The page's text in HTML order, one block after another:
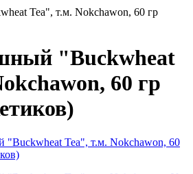
Tea", т.м. Nokchawon, 60 гр
"Buckwheat
60 гр